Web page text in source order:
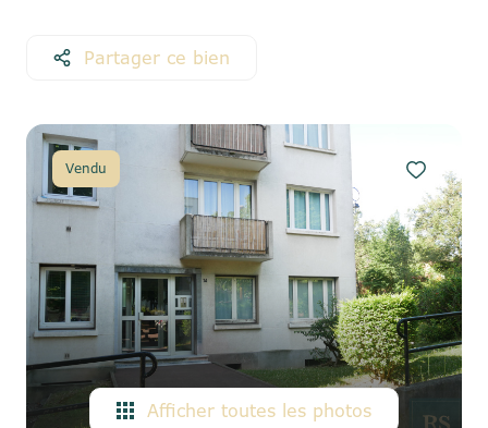
BIENS
GESTION
LOCATIVE
ALERTE
E-MAIL
CONTACT
Partager ce bien
Vendu
Afficher toutes les photos